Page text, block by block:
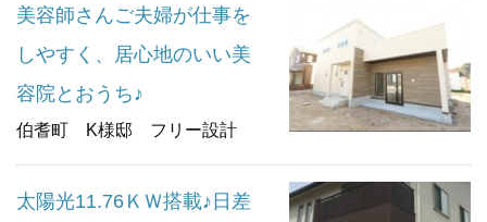
美容師さんご夫婦が仕事を
しやすく、居心地のいい美
容院とおうち♪
伯耆町 K様邸 フリー設計
太陽光11.76ＫＷ搭載♪日差